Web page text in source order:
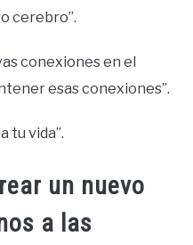
cerebro”.
conexiones en el
esas conexiones”.
tu vida”.
un nuevo
a las